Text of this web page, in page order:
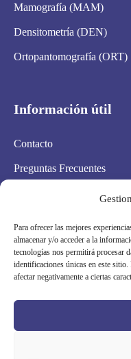
Para ofrecer las mejores
almacenar y/o acceder a la
tecnologías nos permitirá procesar
identificaciones únicas en este
afectar negativamente a ciertas
Mamografía (MAM)
Densitometría (DEN)
Ortopantomografía (ORT)
Información útil
Contacto
Preguntas Frecuentes
Política de cookies
Condiciones Generales
Síguenos en redes